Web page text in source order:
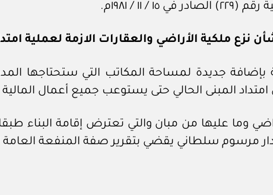
١١ / ١٩٨١م.
نزع ملكية الأراضي والعقارات الازمة لعملية
المبنى الحالي حتى يستوعب جميع أعمال المالية
وما عليها من مبان والتي تعترض إقامة البناء
مرسوم سلطاني يقضي بتقرير صفة المنفعة